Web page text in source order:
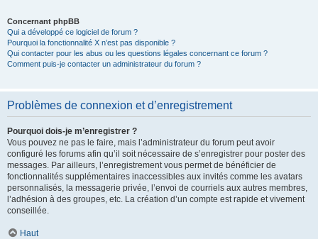
Concernant phpBB
Qui a développé ce logiciel de forum ?
Pourquoi la fonctionnalité X n’est pas disponible ?
Qui contacter pour les abus ou les questions légales concernant ce forum ?
Comment puis-je contacter un administrateur du forum ?
Problèmes de connexion et d’enregistrement
Pourquoi dois-je m’enregistrer ?
Vous pouvez ne pas le faire, mais l’administrateur du forum peut avoir
configuré les forums afin qu’il soit nécessaire de s’enregistrer pour poster des
messages. Par ailleurs, l’enregistrement vous permet de bénéficier de
fonctionnalités supplémentaires inaccessibles aux invités comme les avatars
personnalisés, la messagerie privée, l’envoi de courriels aux autres membres,
l’adhésion à des groupes, etc. La création d’un compte est rapide et vivement
conseillée.
Haut